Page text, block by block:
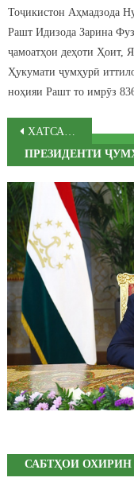
Тоҷикистон Аҳмадзода
Рашт Идизода Зарина
ҷамоатҳои деҳоти Ҳоит,
Ҳукумати ҷумҳурӣ
ноҳияи Рашт то имрӯз
Post
ХАТСАЙРИ Рашт – Кули Шамар
ПРЕЗИДЕНТИ
САБТҲОИ ОХИРИН